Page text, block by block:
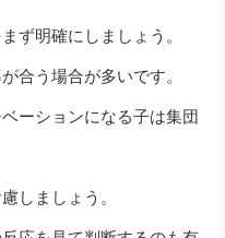
ず明確にしましょう。
合う場合が多いです。
ーションになる子は集団
しましょう。